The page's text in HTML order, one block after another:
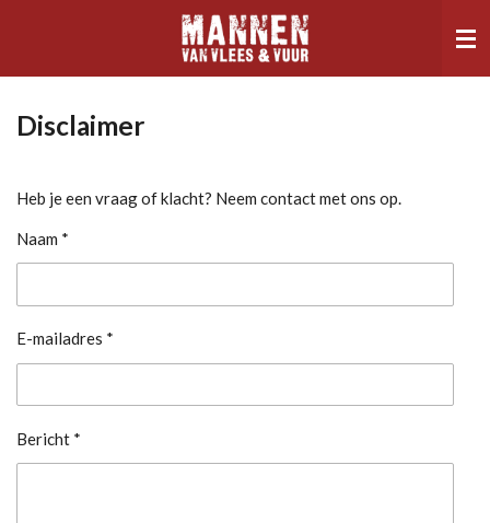
hoofdinhoud
Disclaimer
Heb je een vraag of klacht? Neem contact met ons op.
Naam *
E-mailadres *
Bericht *